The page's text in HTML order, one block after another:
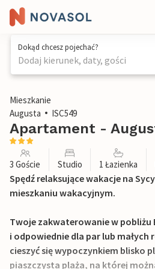
Dokąd chcesz pojechać?
Dodaj kierunek, daty, gości
1 / 16
Mieszkanie
Augusta
ISC549
Apartament -
3 Goście Studio 1 Łazienka
Spędź relaksujące wakacje na
mieszkaniu wakacyjnym.
Twoje zakwaterowanie w
i odpowiednie dla par lub małych
cieszyć się wypoczynkiem blisko
piaszczysta plaża, na której